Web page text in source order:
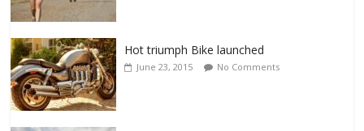
Hot triumph Bike launched
June 23, 2015 No Comments